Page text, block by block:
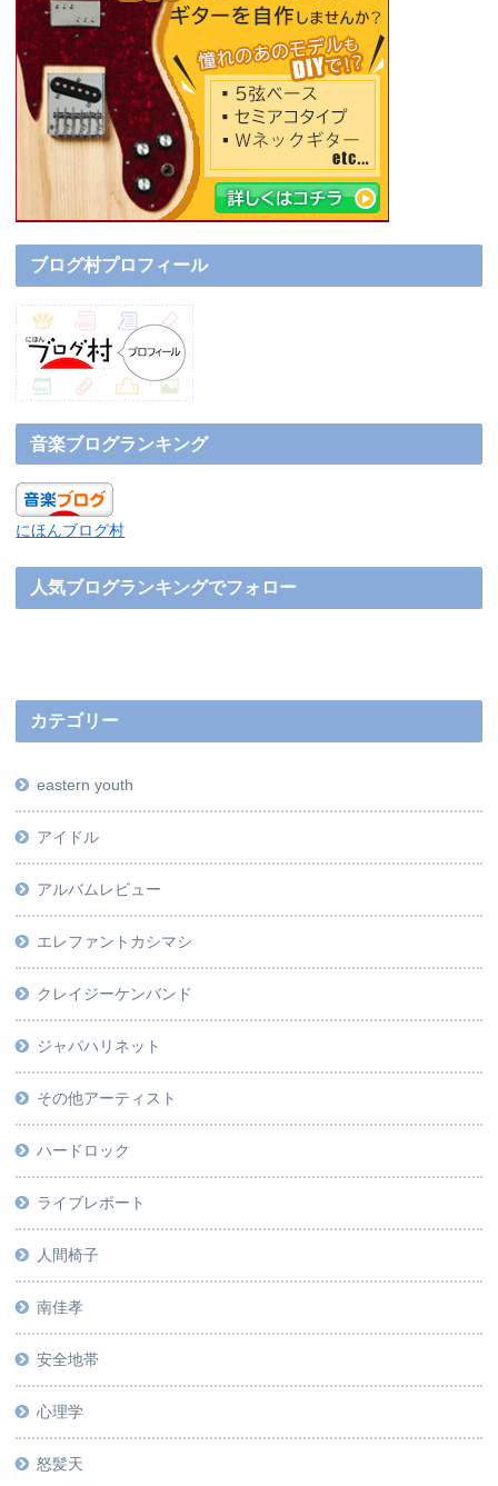
ブログ村プロフィール
音楽ブログランキング
にほんブログ村
人気ブログランキングでフォロー
カテゴリー
eastern youth
アイドル
アルバムレビュー
エレファントカシマシ
クレイジーケンバンド
ジャパハリネット
その他アーティスト
ハードロック
ライブレポート
人間椅子
南佳孝
安全地帯
心理学
怒髪天